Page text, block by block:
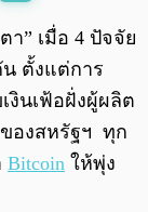
0:00/ 0:00
า” เมื่อ 4 ปัจจัย
ตั้งแต่การ
งินเฟ้อฝั่งผู้ผลิต
ของสหรัฐฯ ทุก
Bitcoin ให้พุ่ง